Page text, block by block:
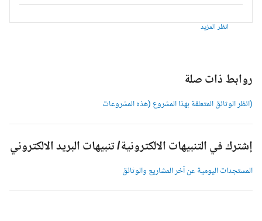
انظر المزيد
روابط ذات صلة
(انظر الوثائق المتعلقة بهذا المشروع (هذه المشروعات
إشترك في التنبيهات الالكترونية/ تنبيهات البريد الالكتروني
المستجدات اليومية عن آخر المشاريع والوثائق